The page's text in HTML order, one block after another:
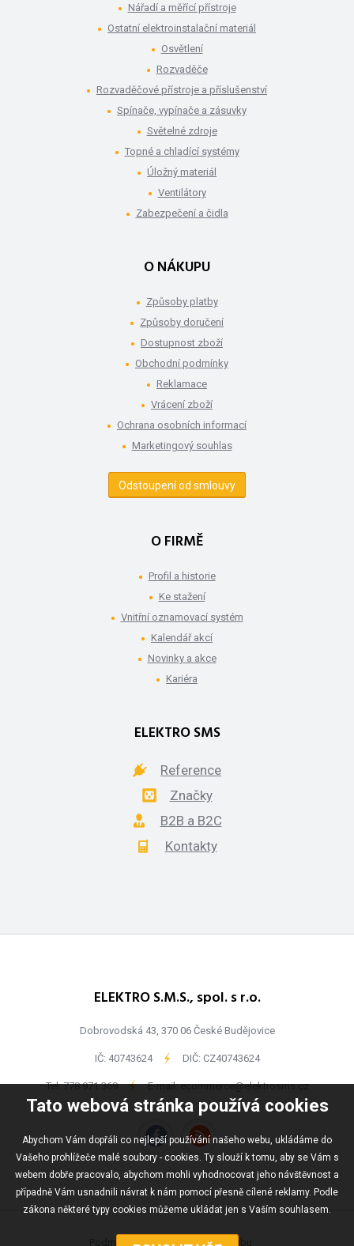
Tato webová stránka používá cookies
Abychom Vám dopřáli co nejlepší používání našeho webu, ukládáme do
Vašeho prohlížeče malé soubory - cookies. Ty slouží k tomu, aby se Vám s
webem dobře pracovalo, abychom mohli vyhodnocovat jeho návštěvnost a
případně Vám usnadnili návrat k nám pomocí přesně cílené reklamy. Podle
zákona některé typy cookies můžeme ukládat jen s Vaším souhlasem.
Nářadí a měřící přístroje
Ostatní elektroinstalační materiál
Osvětlení
Rozvaděče
Rozvaděčové přístroje a příslušenství
Spínače, vypínače a zásuvky
Světelné zdroje
Topné a chladící systémy
Úložný materiál
Ventilátory
Zabezpečení a čidla
O NÁKUPU
Způsoby platby
Způsoby doručení
Dostupnost zboží
Obchodní podmínky
Reklamace
Vrácení zboží
Ochrana osobních informací
Marketingový souhlas
Odstoupení od smlouvy
O FIRMĚ
Profil a historie
Ke stažení
Vnitřní oznamovací systém
Kalendář akcí
Novinky a akce
Kariéra
ELEKTRO SMS
Reference
Značky
B2B a B2C
Kontakty
ELEKTRO S.M.S., spol. s r.o.
Dobrovodská 43, 370 06 České Budějovice
IČ: 40743624 - DIČ: CZ40743624
Tel:778 971 369 - E-mail:ecommerce@elektrosms.cz
Podmínky užívání Mapa webu